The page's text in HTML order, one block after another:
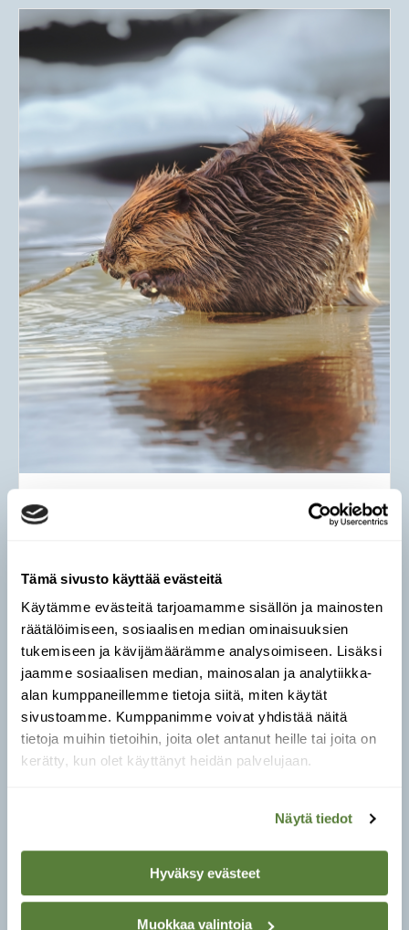
Tämä sivusto käyttää evästeitä
Käytämme evästeitä tarjoamamme sisällön ja mainosten
räätälöimiseen, sosiaalisen median ominaisuuksien
tukemiseen ja kävijämäärämme analysoimiseen. Lisäksi
jaamme sosiaalisen median, mainosalan ja analytiikka-
alan kumppaneillemme tietoja siitä, miten käytät
sivustoamme. Kumppanimme voivat yhdistää näitä
tietoja muihin tietoihin, joita olet antanut heille tai joita on
kerätty, kun olet käyttänyt heidän palvelujaan.
Näytä tiedot
Hyväksy evästeet
Muokkaa valintoja
Pääkuva kanadanmajavasta: Niko Pekonen /
Vastavalo
‹ Pyyhkäise kuvaa ›
1 / 3